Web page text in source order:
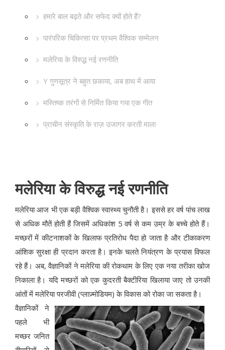
हमारे बाल बढ़ते और सफेद क्यों होते हैं?
पारंपरिक चिकित्सा पर प्रथम वैश्विक सम्मेलन
मलेरिया के विरुद्ध नई रणनीति
Y गुणसूत्र ने बहुत छकाया, अब हाथ में आया
मस्तिष्क तरंगों से निर्मित किया गया एक गीत
प्राचीन संस्कृति के राज़ उजागर करती माला
मलेरिया के विरुद्ध नई रणनीति
मलेरिया आज भी एक बड़ी वैश्विक स्वास्थ्य चुनौती है। इससे हर वर्ष पांच लाख
से अधिक मौतें होती हैं जिसमें अधिकांश 5 वर्ष से कम उम्र के बच्चे होते हैं।
मच्छरों में कीटनाशकों के खिलाफ प्रतिरोध पैदा हो जाता है और टीकाकरण
आंशिक सुरक्षा ही प्रदान करता है। इनके चलते नियंत्रण के प्रयास विफल
रहे हैं। अब, वैज्ञानिकों ने मलेरिया की रोकथाम के लिए एक नया तरीका खोज
निकाला है। यदि मच्छरों को एक कुदरती बैक्टीरिया खिलाया जाए तो उनकी
आंतों में मलेरिया परजीवी (प्लाज़्मोडियम) के विकास को रोका जा सकता है।
वैज्ञानिकों ने
पहले भी
मच्छर जनित